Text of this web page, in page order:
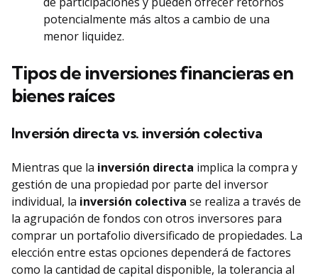
potencialmente más altos a cambio de una
menor liquidez.
Tipos de inversiones financieras en
bienes raíces
Inversión directa vs. inversión colectiva
Mientras que la inversión directa implica la compra y
gestión de una propiedad por parte del inversor
individual, la inversión colectiva se realiza a través de
la agrupación de fondos con otros inversores para
comprar un portafolio diversificado de propiedades. La
elección entre estas opciones dependerá de factores
como la cantidad de capital disponible, la tolerancia al